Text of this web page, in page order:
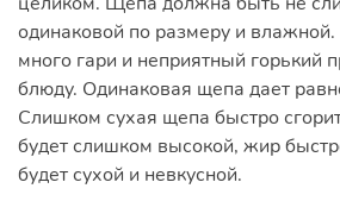
одинаковой по размеру и
много гари и неприятный горький
блюду. Одинаковая щепа дает
Слишком сухая щепа быстро
будет слишком высокой, жир
будет сухой и невкусной.